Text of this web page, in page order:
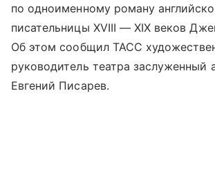
по одноименному роману
писательницы XVIII — XIX веков
Об этом сообщил ТАСС
руководитель театра заслуженный
Евгений Писарев.